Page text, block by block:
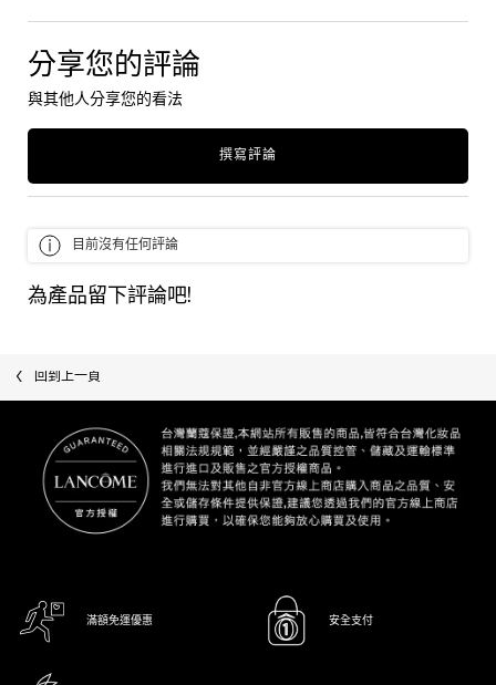
分享您的評論
與其他人分享您的看法
撰寫評論
目前沒有任何評論
為產品留下評論吧!
回到上一頁
滿額免運優惠 安全支付